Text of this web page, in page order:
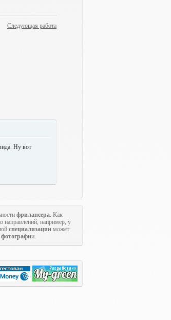
Следующая работа
Ну вот
фрилансера. Как
направлений, например, у
специализации может
фотографии.